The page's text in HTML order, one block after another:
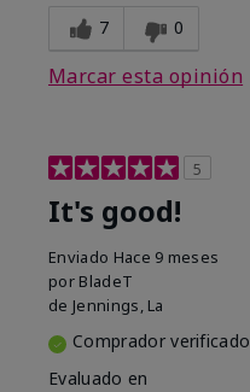
7 0
Marcar esta opinión
5
It's good!
Enviado Hace 9 meses
por BladeT
de Jennings, La
Comprador verificado
Evaluado en